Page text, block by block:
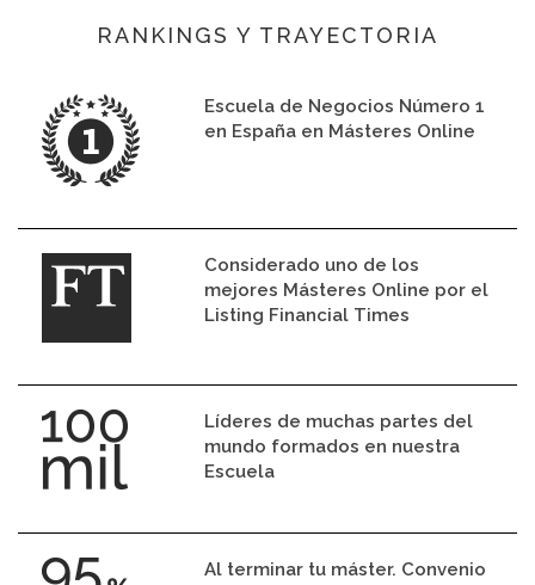
RANKINGS Y TRAYECTORIA
Escuela de Negocios Número 1
en España en Másteres Online
Considerado uno de los
mejores Másteres Online por el
Listing Financial Times
Líderes de muchas partes del
mundo formados en nuestra
Escuela
Al terminar tu máster. Convenio